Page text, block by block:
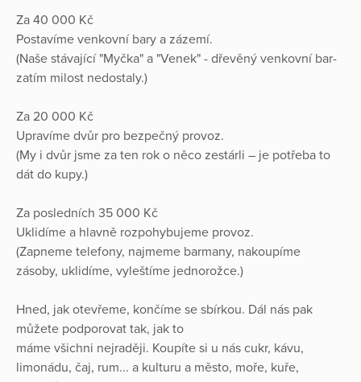
Za 40 000 Kč
Postavíme venkovní bary a zázemí.
(Naše stávající "Myčka" a "Venek" - dřevěný venkovní bar-
zatím milost nedostaly.)
Za 20 000 Kč
Upravíme dvůr pro bezpečný provoz.
(My i dvůr jsme za ten rok o něco zestárli – je potřeba to
dát do kupy.)
Za posledních 35 000 Kč
Uklidíme a hlavně rozpohybujeme provoz.
(Zapneme telefony, najmeme barmany, nakoupíme
zásoby, uklidíme, vyleštíme jednorožce.)
Hned, jak otevřeme, končíme se sbírkou. Dál nás pak
můžete podporovat tak, jak to
máme všichni nejraději. Koupíte si u nás cukr, kávu,
limonádu, čaj, rum... a kulturu a město, moře, kuře,